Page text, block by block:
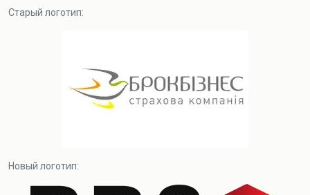
Старый логотип:
Новый логотип: